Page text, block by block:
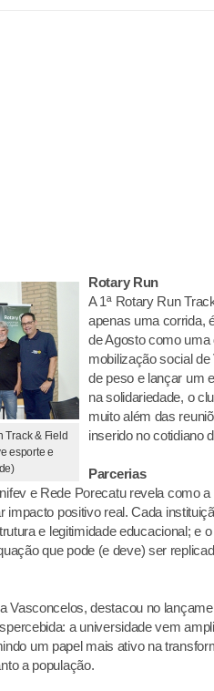
Track & Field
esporte e
Rotary Run
A 1ª Rotary Run
apenas uma corrida,
de Agosto como
mobilização social
de peso e lançar um
na solidariedade, o
muito além das
inserido no cotidiano
Parcerias
e Rede Porecatu revela como
impacto positivo real. Cada
e legitimidade educacional; e
que pode (e deve) ser
Vasconcelos, destacou no
a universidade vem
um papel mais ativo na
a população.